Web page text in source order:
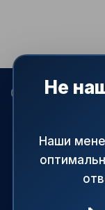
068 022-80-81
Не
Наши